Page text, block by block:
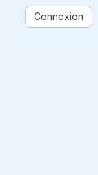
Connexion